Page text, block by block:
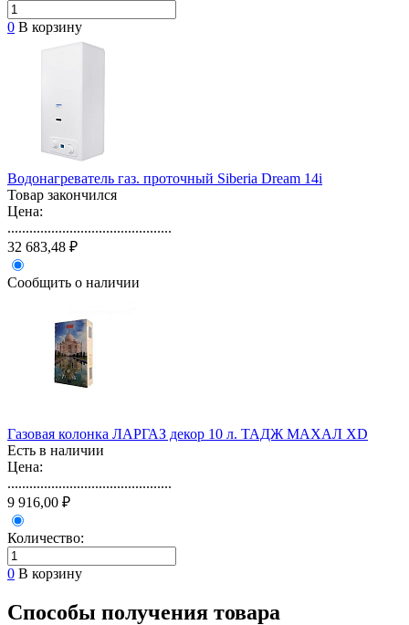
0 В корзину
Водонагреватель газ. проточный Siberia Dream 14i
Товар закончился
Цена:
.............................................
32 683,48 ₽
Сообщить о наличии
Газовая колонка ЛАРГАЗ декор 10 л. ТАДЖ МАХАЛ XD
Есть в наличии
Цена:
.............................................
9 916,00 ₽
Количество:
0 В корзину
Способы получения товара